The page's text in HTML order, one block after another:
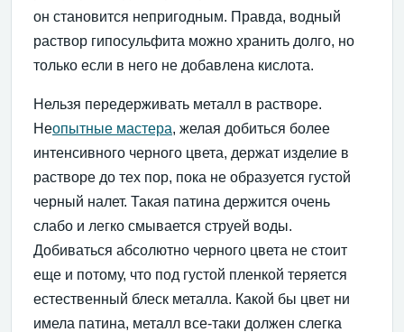
он становится непригодным. Правда, водный
раствор гипосульфита можно хранить долго, но
только если в него не добавлена кислота.
Нельзя передерживать металл в растворе.
Неопытные мастера, желая добиться более
интенсивного черного цвета, держат изделие в
растворе до тех пор, пока не образуется густой
черный налет. Такая патина держится очень
слабо и легко смывается струей воды.
Добиваться абсолютно черного цвета не стоит
еще и потому, что под густой пленкой теряется
естественный блеск металла. Какой бы цвет ни
имела патина, металл все-таки должен слегка